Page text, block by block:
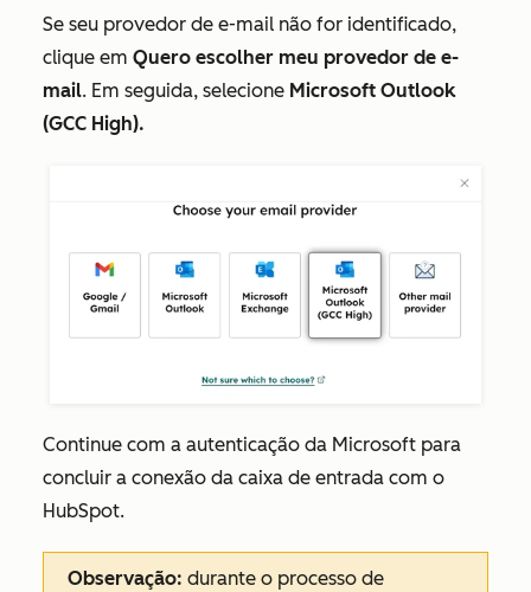
Se seu provedor de e-mail não for identificado,
clique em Quero escolher meu provedor de e-
mail. Em seguida, selecione Microsoft Outlook
(GCC High).
Continue com a autenticação da Microsoft para
concluir a conexão da caixa de entrada com o
HubSpot.
Observação: durante o processo de